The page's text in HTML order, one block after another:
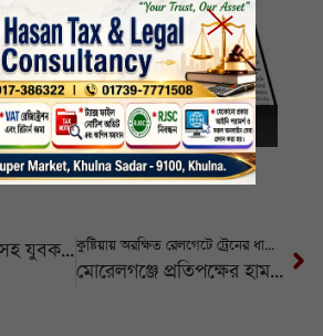
যশোরে দেশীয় অস্ত্রসহ যুবক আটক কুষ্টিয়ায় অরক্ষিত রেলগেটে ট্রেনের ধাক্কায় ঠিকাদার নিহত
মোরেলগঞ্জে প্রতিপক্ষের হামলায় যুবক আহত